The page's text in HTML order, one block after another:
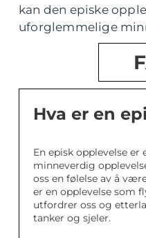
kan den episke
uforglemmelige
Hva er en
En episk opplevelse
minneverdig
oss en følelse av å
er en opplevelse som
utfordrer oss og
tanker og sjeler.